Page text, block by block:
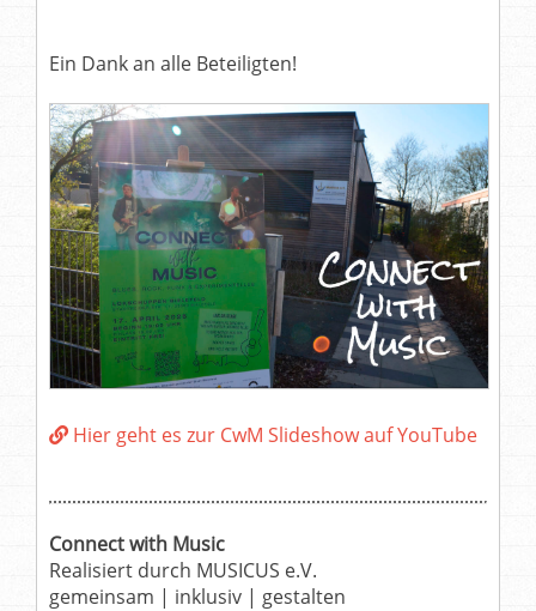
Ein Dank an alle Beteiligten!
Hier geht es zur CwM Slideshow auf YouTube
Connect with Music
Realisiert durch MUSICUS e.V.
gemeinsam | inklusiv | gestalten